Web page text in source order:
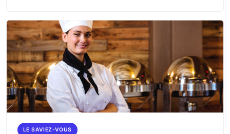
LE SAVIEZ-VOUS